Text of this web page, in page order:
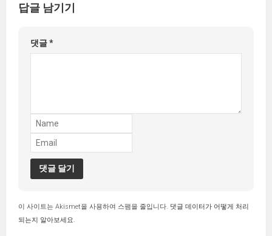
답글 남기기
댓글*
이 사이트는 Akismet을 사용하여 스팸을 줄입니다. 댓글 데이터가 어떻게 처리
되는지 알아보세요.